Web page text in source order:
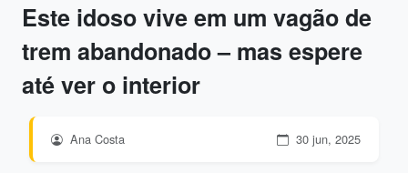
Este idoso vive em um vagão de
trem abandonado – mas espere
até ver o interior
Ana Costa 30 jun, 2025